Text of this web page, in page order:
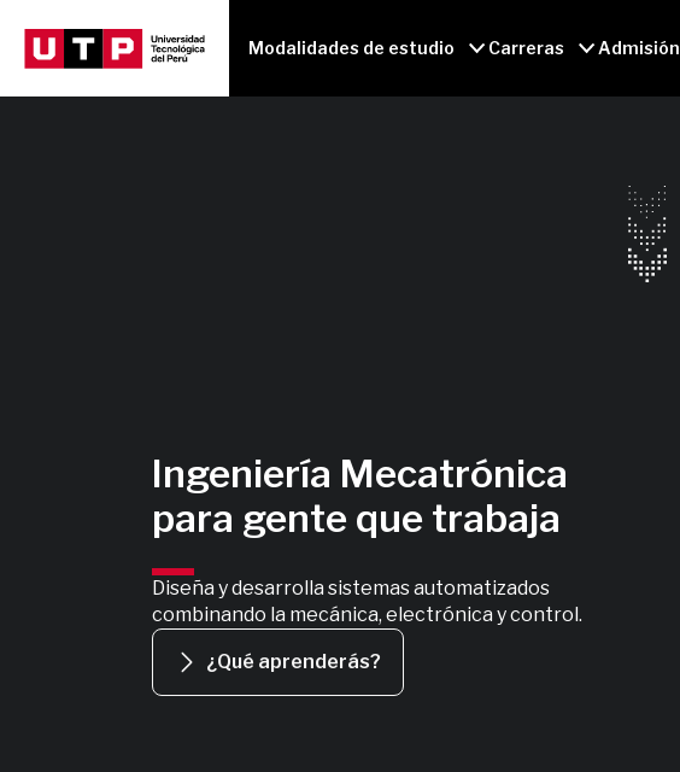
Modalidades de estudio Carreras Admisión
Ingeniería Mecatrónica
para gente que trabaja
Diseña y desarrolla sistemas automatizados
combinando la mecánica, electrónica y control.
¿Qué aprenderás?